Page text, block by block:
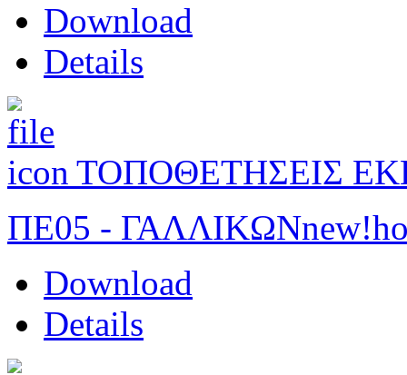
Download
Details
ΤΟΠΟΘΕΤΗΣΕΙΣ
ΠΕ05 - ΓΑΛΛΙΚΩΝnew!
Download
Details